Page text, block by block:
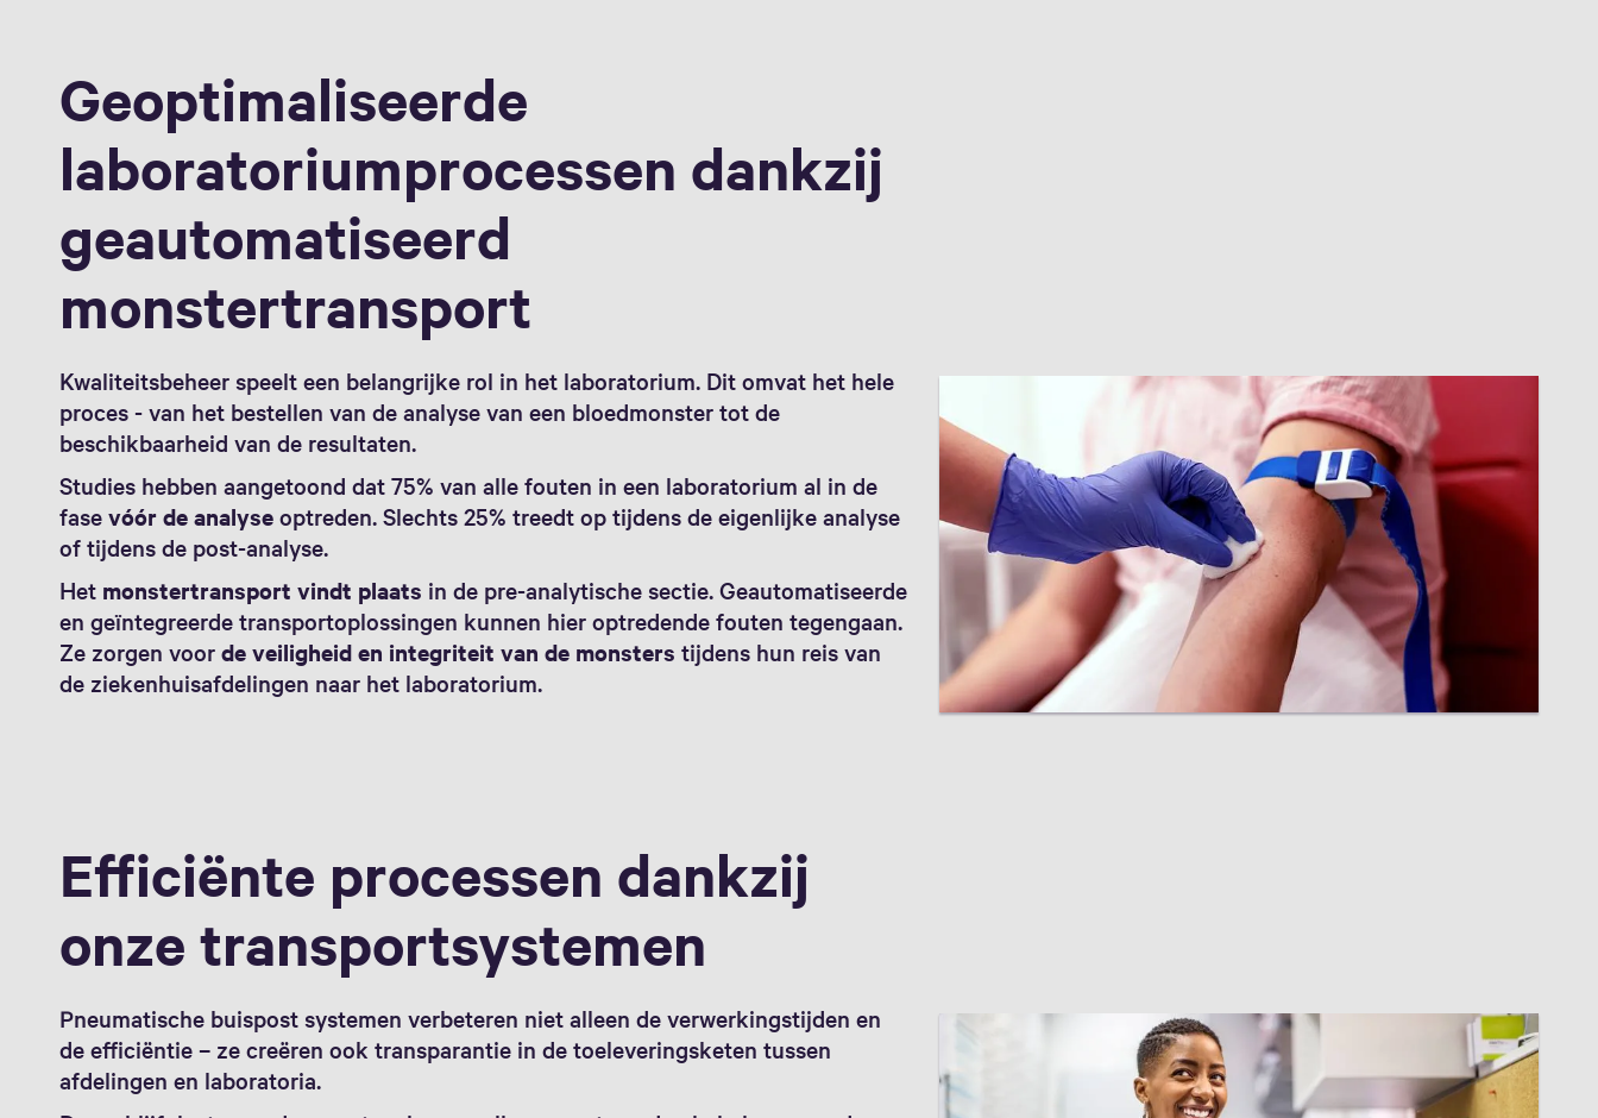
Geoptimaliseerde
laboratoriumprocessen dankzij
geautomatiseerd
monstertransport
Kwaliteitsbeheer speelt een belangrijke rol in het laboratorium. Dit omvat het hele
proces - van het bestellen van de analyse van een bloedmonster tot de
beschikbaarheid van de resultaten.
Studies hebben aangetoond dat 75% van alle fouten in een laboratorium al in de
fasevóór de analyseoptreden. Slechts 25% treedt op tijdens de eigenlijke analyse
of tijdens de post-analyse.
Het monstertransport vindt plaats in de pre-analytische sectie. Geautomatiseerde
en geïntegreerde transportoplossingen kunnen hier optredende fouten tegengaan.
Ze zorgen voorde veiligheid en integriteit van de monsters tijdens hun reis van
de ziekenhuisafdelingen naar het laboratorium.
Efficiënte processen dankzij
onze transportsystemen
Pneumatische buispost systemen verbeteren niet alleen de verwerkingstijden en
de efficiëntie – ze creëren ook transparantie in de toeleveringsketen tussen
afdelingen en laboratoria.